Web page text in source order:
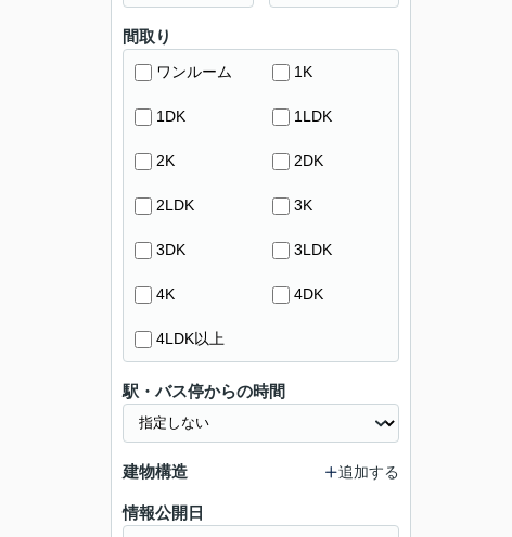
間取り
ワンルーム 1K
1DK 1LDK
2K 2DK
2LDK 3K
3DK 3LDK
4K 4DK
4LDK以上
駅・バス停からの時間
建物構造 追加する
情報公開日